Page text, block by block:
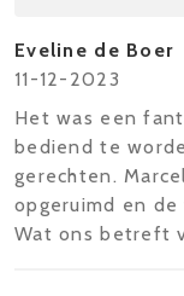
Eveline de Boer
11-12-2023
Het was een
bediend te
gerechten.
opgeruimd en
Wat ons betreft